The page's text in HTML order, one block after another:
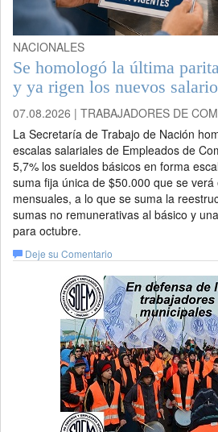
NACIONALES
Se homologó la última
y ya rigen los nuevos
07.08.2026 | TRABAJADORES DE
La Secretaría de Trabajo de Nación
escalas salariales de Empleados de
5,7% los sueldos básicos en forma
suma fija única de $50.000 que se
mensuales, a lo que se suma la
sumas no remunerativas al básico y
para octubre.
Deje su Comentario